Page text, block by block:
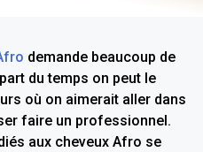
demande beaucoup de
du temps on peut le
où on aimerait aller dans
faire un professionnel.
aux cheveux Afro se